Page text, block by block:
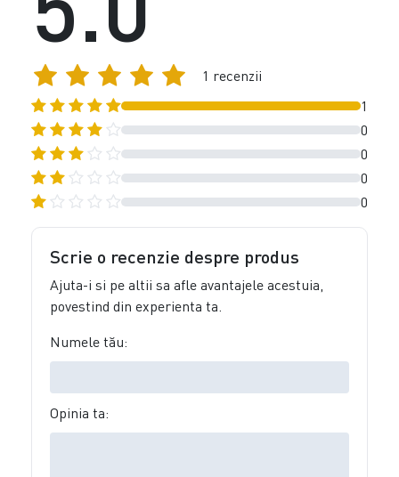
1
0
0
0
0
1 recenzii
Scrie o recenzie despre produs
Ajuta-i si pe altii sa afle avantajele acestuia,
povestind din experienta ta.
Numele tău:
Opinia ta: